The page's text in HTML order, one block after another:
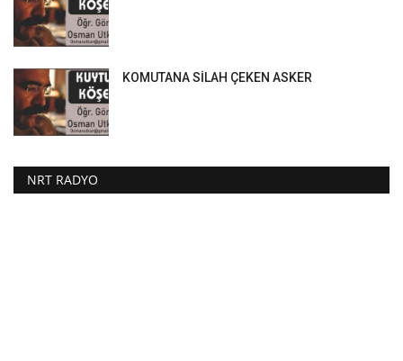
KOMUTANA SİLAH ÇEKEN ASKER
NRT RADYO